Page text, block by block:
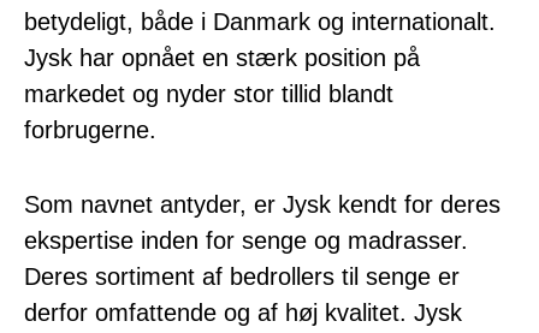
betydeligt, både i Danmark og internationalt.
Jysk har opnået en stærk position på
markedet og nyder stor tillid blandt
forbrugerne.
Som navnet antyder, er Jysk kendt for deres
ekspertise inden for senge og madrasser.
Deres sortiment af bedrollers til senge er
derfor omfattende og af høj kvalitet. Jysk